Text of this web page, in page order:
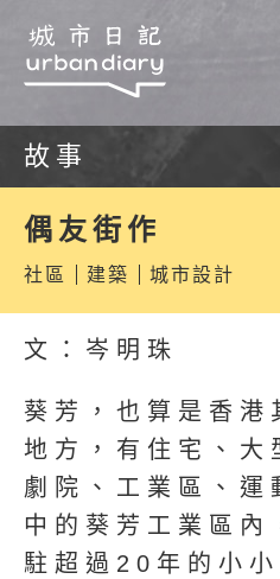
故事
偶友街作
社區 建築 城市設計
文：岑明珠
葵芳，也算是香港
地方，有住宅、大
劇院、工業區、
中的葵芳工業區內
駐超過20年的小